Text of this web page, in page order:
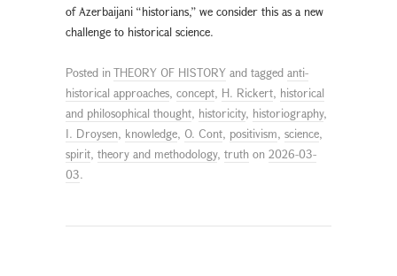
of Azerbaijani “historians,” we consider this as a new
challenge to historical science.
Posted inTHEORY OF HISTORY and tagged anti-
historical approaches, concept, H. Rickert, historical
and philosophical thought, historicity, historiography,
I. Droysen, knowledge, O. Cont, positivism, science,
spirit, theory and methodology, truth on 2026-03-
03.